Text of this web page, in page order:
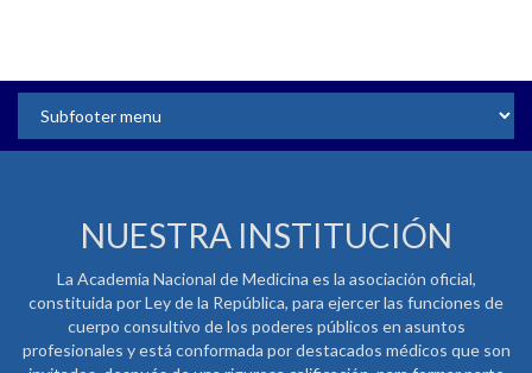
NUESTRA INSTITUCIÓN
La Academia Nacional de Medicina es la asociación oficial,
constituida por Ley de la República, para ejercer las funciones de
cuerpo consultivo de los poderes públicos en asuntos
profesionales y está conformada por destacados médicos que son